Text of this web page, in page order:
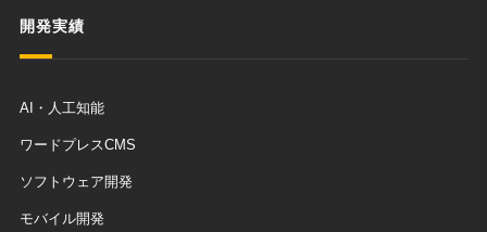
開発実績
AI・人工知能
ワードプレスCMS
ソフトウェア開発
モバイル開発